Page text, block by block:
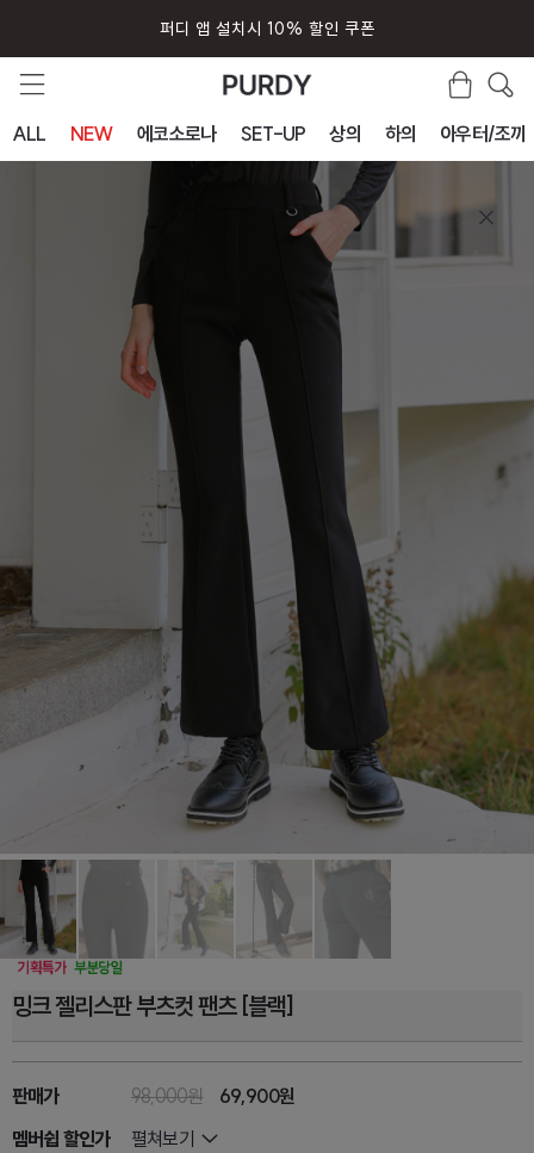
퍼디 앱 설치시 10% 할인 쿠폰
ALL NEW 에코소로나 SET-UP 상의 하의 아우터/조끼
밍크 젤리스판 부츠컷 팬츠 [블랙]
판매가 98,000원
69,900원
멤버쉽 할인가
펼쳐보기